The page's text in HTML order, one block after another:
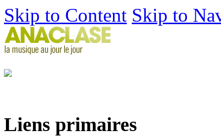
Skip to Content Skip to
Liens primaires